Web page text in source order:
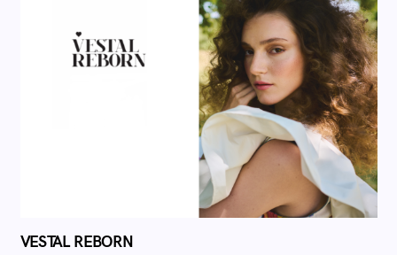
VESTAL REBORN